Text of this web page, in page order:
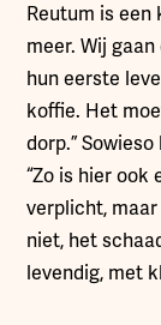
Reutum is
meer. Wij
hun eerste
koffie. Het
dorp.”
“Zo is hier ook
verplicht,
niet, het
levendig, met